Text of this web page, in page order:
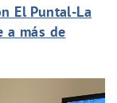
El Puntal-La
a más de